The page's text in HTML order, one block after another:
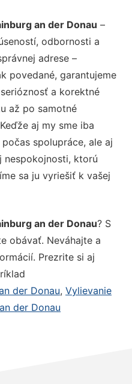
an der Donau –
odbornosti a
adrese –
povedané, garantujeme
a korektné
až po samotné
aj my sme iba
spolupráce, ale aj
nespokojnosti, ktorú
sa ju vyriešiť k vašej
an der Donau? S
obávať. Neváhajte a
Prezrite si aj
der Donau, Vylievanie
der Donau